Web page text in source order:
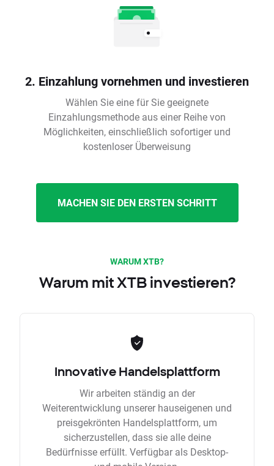
2. Einzahlung vornehmen und investieren
Wählen Sie eine für Sie geeignete
Einzahlungsmethode aus einer Reihe von
Möglichkeiten, einschließlich sofortiger und
kostenloser Überweisung
MACHEN SIE DEN ERSTEN SCHRITT
WARUM XTB?
Warum mit XTB investieren?
Innovative Handelsplattform
Wir arbeiten ständig an der
Weiterentwicklung unserer hauseigenen und
preisgekrönten Handelsplattform, um
sicherzustellen, dass sie alle deine
Bedürfnisse erfüllt. Verfügbar als Desktop-